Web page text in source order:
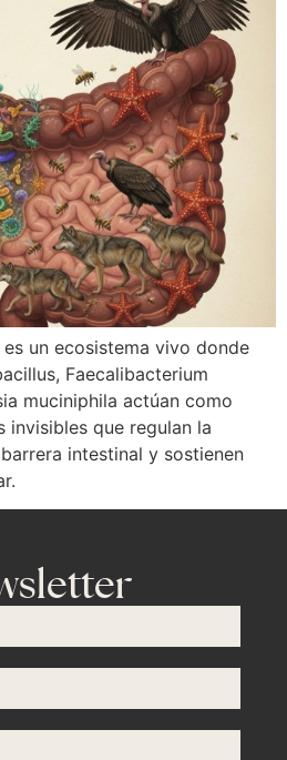
un ecosistema vivo donde
Faecalibacterium
muciniphila actúan como
invisibles que regulan la
intestinal y sostienen